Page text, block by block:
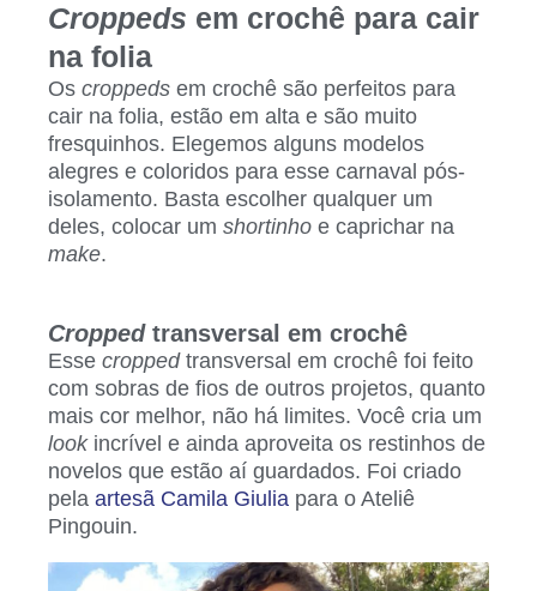
Croppeds em crochê para cair
na folia
Os croppeds em crochê são perfeitos para
cair na folia, estão em alta e são muito
fresquinhos. Elegemos alguns modelos
alegres e coloridos para esse carnaval pós-
isolamento. Basta escolher qualquer um
deles, colocar um shortinho e caprichar na
make.
Croppedtransversal em crochê
Esse cropped transversal em crochê foi feito
com sobras de fios de outros projetos, quanto
mais cor melhor, não há limites. Você cria um
lookincrível e ainda aproveita os restinhos de
novelos que estão aí guardados. Foi criado
pela artesã Camila Giulia para o Ateliê
Pingouin.